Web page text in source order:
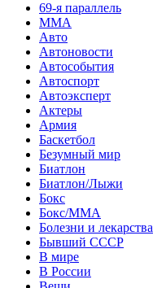
69-я параллель
MMA
Авто
Автоновости
Автособытия
Автоспорт
Автоэксперт
Актеры
Армия
Баскетбол
Безумный мир
Биатлон
Биатлон/Лыжи
Бокс
Бокс/MMA
Болезни и лекарства
Бывший СССР
В мире
В России